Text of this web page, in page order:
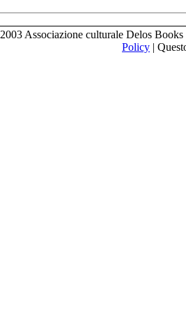
Associazione culturale Delos
Policy |